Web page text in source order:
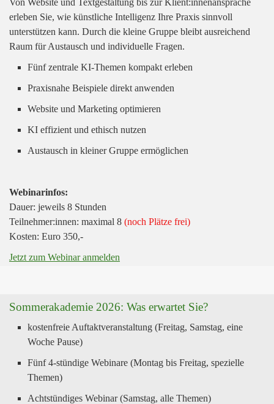
erleben Sie, wie künstliche Intelligenz Ihre Praxis sinnvoll
unterstützen kann. Durch die kleine Gruppe bleibt ausreichend
Raum für Austausch und individuelle Fragen.
Fünf zentrale KI-Themen kompakt erleben
Praxisnahe Beispiele direkt anwenden
Website und Marketing optimieren
KI effizient und ethisch nutzen
Austausch in kleiner Gruppe ermöglichen
Webinarinfos:
Dauer: jeweils 8 Stunden
Teilnehmer:innen: maximal 8 (noch Plätze frei)
Kosten: Euro 350,-
Jetzt zum Webinar anmelden
Sommerakademie 2026: Was erwartet Sie?
kostenfreie Auftaktveranstaltung (Freitag, Samstag, eine
Woche Pause)
Fünf 4-stündige Webinare (Montag bis Freitag, spezielle
Themen)
Achtstündiges Webinar (Samstag, alle Themen)